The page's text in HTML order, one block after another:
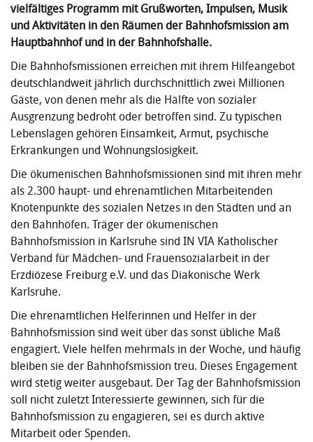
vielfältiges Programm mit Grußworten, Impulsen, Musik
und Aktivitäten in den Räumen der Bahnhofsmission am
Hauptbahnhof und in der Bahnhofshalle.
Die Bahnhofsmissionen erreichen mit ihrem Hilfeangebot
deutschlandweit jährlich durchschnittlich zwei Millionen
Gäste, von denen mehr als die Hälfte von sozialer
Ausgrenzung bedroht oder betroffen sind. Zu typischen
Lebenslagen gehören Einsamkeit, Armut, psychische
Erkrankungen und Wohnungslosigkeit.
Die ökumenischen Bahnhofsmissionen sind mit ihren mehr
als 2.300 haupt- und ehrenamtlichen Mitarbeitenden
Knotenpunkte des sozialen Netzes in den Städten und an
den Bahnhöfen. Träger der ökumenischen
Bahnhofsmission in Karlsruhe sind IN VIA Katholischer
Verband für Mädchen- und Frauensozialarbeit in der
Erzdiözese Freiburg e.V. und das Diakonische Werk
Karlsruhe.
Die ehrenamtlichen Helferinnen und Helfer in der
Bahnhofsmission sind weit über das sonst übliche Maß
engagiert. Viele helfen mehrmals in der Woche, und häufig
bleiben sie der Bahnhofsmission treu. Dieses Engagement
wird stetig weiter ausgebaut. Der Tag der Bahnhofsmission
soll nicht zuletzt Interessierte gewinnen, sich für die
Bahnhofsmission zu engagieren, sei es durch aktive
Mitarbeit oder Spenden.